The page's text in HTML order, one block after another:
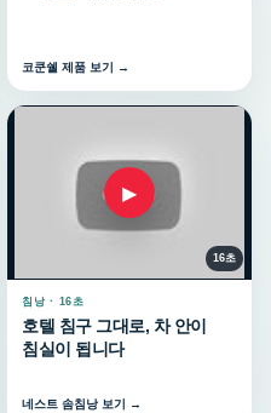
코쿤쉘 제품 보기 →
▶
16초
침낭 · 16초
호텔 침구 그대로, 차 안이
침실이 됩니다
네스트 솜침낭 보기 →